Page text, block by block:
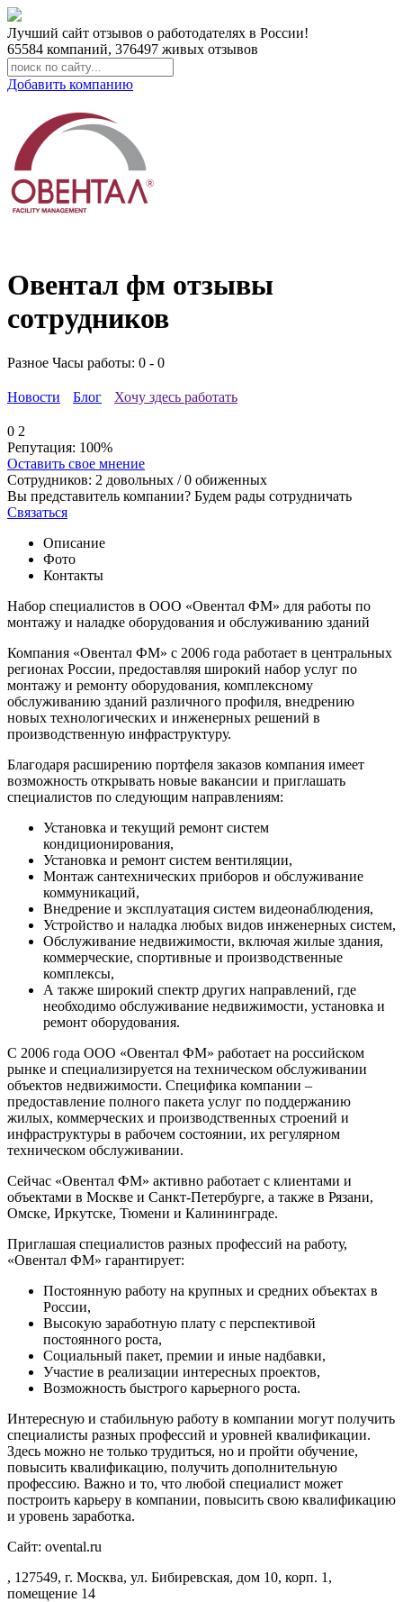
Лучший сайт отзывов о работодателях в России!
65584 компаний, 376497 живых отзывов
Добавить компанию
Овентал фм отзывы
сотрудников
Разное Часы работы: 0 - 0
Новости Блог Хочу здесь работать
0 2
Репутация: 100%
Оставить свое мнение
Сотрудников: 2 довольных /0 обиженных
Вы представитель компании? Будем рады сотрудничать
Связаться
Описание
Фото
Контакты
Набор специалистов в ООО «Овентал ФМ» для работы по
монтажу и наладке оборудования и обслуживанию зданий
Компания «Овентал ФМ» с 2006 года работает в центральных
регионах России, предоставляя широкий набор услуг по
монтажу и ремонту оборудования, комплексному
обслуживанию зданий различного профиля, внедрению
новых технологических и инженерных решений в
производственную инфраструктуру.
Благодаря расширению портфеля заказов компания имеет
возможность открывать новые вакансии и приглашать
специалистов по следующим направлениям:
Установка и текущий ремонт систем
кондиционирования,
Установка и ремонт систем вентиляции,
Монтаж сантехнических приборов и обслуживание
коммуникаций,
Внедрение и эксплуатация систем видеонаблюдения,
Устройство и наладка любых видов инженерных систем,
Обслуживание недвижимости, включая жилые здания,
коммерческие, спортивные и производственные
комплексы,
А также широкий спектр других направлений, где
необходимо обслуживание недвижимости, установка и
ремонт оборудования.
С 2006 года ООО «Овентал ФМ» работает на российском
рынке и специализируется на техническом обслуживании
объектов недвижимости. Специфика компании –
предоставление полного пакета услуг по поддержанию
жилых, коммерческих и производственных строений и
инфраструктуры в рабочем состоянии, их регулярном
техническом обслуживании.
Сейчас «Овентал ФМ» активно работает с клиентами и
объектами в Москве и Санкт-Петербурге, а также в Рязани,
Омске, Иркутске, Тюмени и Калининграде.
Приглашая специалистов разных профессий на работу,
«Овентал ФМ» гарантирует:
Постоянную работу на крупных и средних объектах в
России,
Высокую заработную плату с перспективой
постоянного роста,
Социальный пакет, премии и иные надбавки,
Участие в реализации интересных проектов,
Возможность быстрого карьерного роста.
Интересную и стабильную работу в компании могут получить
специалисты разных профессий и уровней квалификации.
Здесь можно не только трудиться, но и пройти обучение,
повысить квалификацию, получить дополнительную
профессию. Важно и то, что любой специалист может
построить карьеру в компании, повысить свою квалификацию
и уровень заработка.
Сайт: ovental.ru
, 127549, г. Москва, ул. Бибиревская, дом 10, корп. 1,
помещение 14